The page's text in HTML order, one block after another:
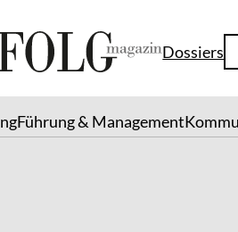
Dossiers
Führung & Management